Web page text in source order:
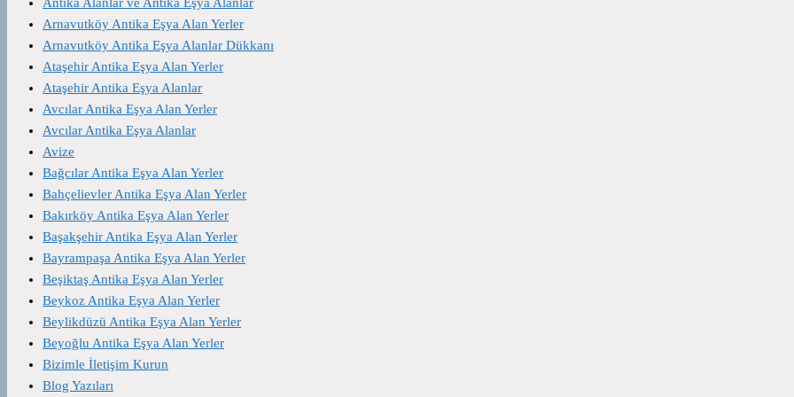
Arnavutköy Antika Eşya Alan Yerler
Arnavutköy Antika Eşya Alanlar Dükkanı
Ataşehir Antika Eşya Alan Yerler
Ataşehir Antika Eşya Alanlar
Avcılar Antika Eşya Alan Yerler
Avcılar Antika Eşya Alanlar
Avize
Bağcılar Antika Eşya Alan Yerler
Bahçelievler Antika Eşya Alan Yerler
Bakırköy Antika Eşya Alan Yerler
Başakşehir Antika Eşya Alan Yerler
Bayrampaşa Antika Eşya Alan Yerler
Beşiktaş Antika Eşya Alan Yerler
Beykoz Antika Eşya Alan Yerler
Beylikdüzü Antika Eşya Alan Yerler
Beyoğlu Antika Eşya Alan Yerler
Bizimle İletişim Kurun
Blog Yazıları